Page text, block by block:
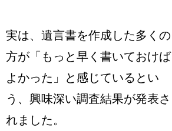
実は、遺言書を作成した多くの
方が「もっと早く書いておけば
よかった」と感じているとい
う、興味深い調査結果が発表さ
れました。